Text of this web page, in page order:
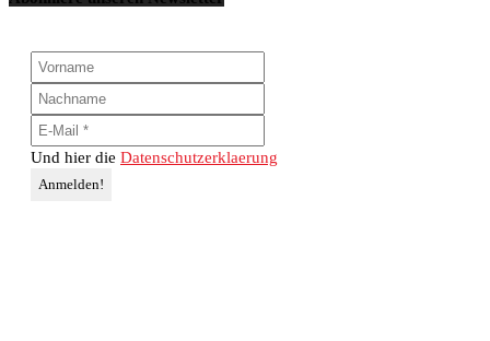
Und hier die Datenschutzerklaerung